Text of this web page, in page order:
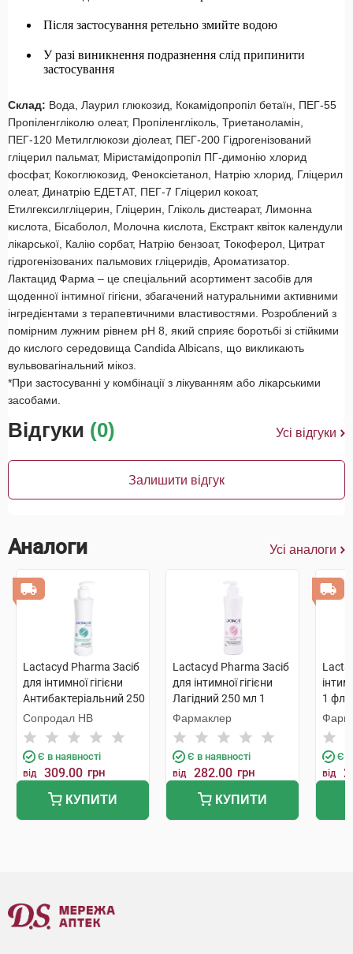
Після застосування ретельно змийте водою
У разі виникнення подразнення слід припинити
застосування
Склад: Вода, Лаурил глюкозид, Кокамідопропіл бетаїн, ПЕГ-55
Пропіленгліколю олеат, Пропіленгліколь, Триетаноламін,
ПЕГ-120 Метилглюкози діолеат, ПЕГ-200 Гідрогенізований
гліцерил пальмат, Міристамідопропіл ПГ-димонію хлорид
фосфат, Кокоглюкозид, Феноксіетанол, Натрію хлорид, Гліцерил
олеат, Динатрію ЕДЕТАТ, ПЕГ-7 Гліцерил кокоат,
Етилгексилгліцерин, Гліцерин, Гліколь дистеарат, Лимонна
кислота, Бісаболол, Молочна кислота, Екстракт квіток календули
лікарської, Калію сорбат, Натрію бензоат, Токоферол, Цитрат
гідрогенізованих пальмових гліцеридів, Ароматизатор.
Лактацид Фарма – це спеціальний асортимент засобів для
щоденної інтимної гігієни, збагачений натуральними активними
інгредієнтами з терапевтичними властивостями. Розроблений з
помірним лужним рівнем рН 8, який сприяє боротьбі зі стійкими
до кислого середовища Candida Albiсans, що викликають
вульвовагінальний мікоз.
*При застосуванні у комбінації з лікуванням або лікарськими
засобами.
Відгуки (0) Усі відгуки
Залишити відгук
Аналоги Усі аналоги
Lactacyd Pharma Засіб
для інтимної гігієни
Антибактеріальний 250
мл 1 флакон
Сопродал НВ
Є в наявності
від 309.00 грн
КУПИТИ
Lactacyd Pharma Засіб
для інтимної гігієни
Лагідний 250 мл 1
флакон
Фармаклер
Є в наявності
від 282.00 грн
КУПИТИ
1
Є в
від